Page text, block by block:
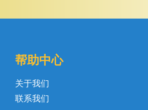
帮助中心
关于我们
联系我们